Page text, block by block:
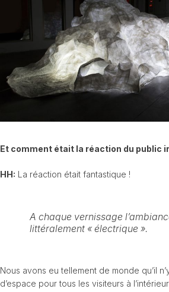
Et comment était la réaction du public
HH: La réaction était fantastique !
A chaque vernissage
littéralement « électrique ».
Nous avons eu tellement de monde qu’il
d’espace pour tous les visiteurs à